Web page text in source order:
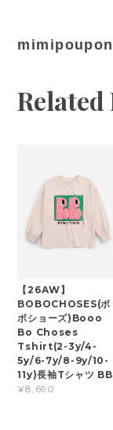
Related
【26AW】
BOBOCHOSES(ボ
ボショーズ)Booo
Bo Choses
Tshirt(2-3y/4-
5y/6-7y/8-9y/10-
11y)長袖Tシャツ BB
¥8,690